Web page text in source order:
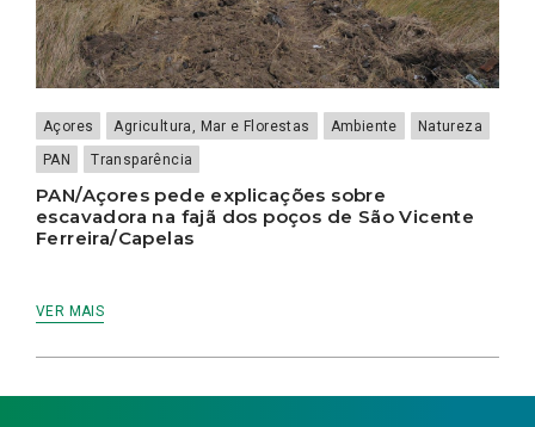
Açores Agricultura, Mar e Florestas Ambiente
Natureza
PAN
Transparência
PAN/Açores pede explicações sobre
escavadora na fajã dos poços de São Vicente
Ferreira/Capelas
VER MAIS